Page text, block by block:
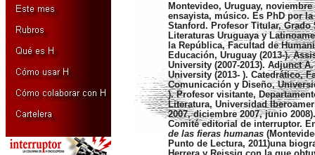
Montevideo, Uruguay, noviembre
ensayista, músico. Es PhD por
Stanford. Profesor Titular, Grado
Literaturas Uruguaya y
la República, Facultad de
Educación, Uruguay (2013-).
University (2007-2013). Adjunct
University (2013- ). Catedrático,
Comunicación y Diseño,
). Profesor visitante,
Literatura, Universidad
2007, diciembre 2007, junio
Comité editorial de interruptor.
de las fieras humanas
Punto de Lectura, 2011)una